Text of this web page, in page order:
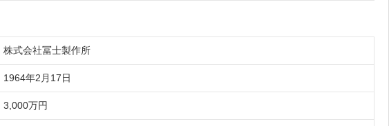
株式会社冨士製作所
1964年2月17日
3,000万円